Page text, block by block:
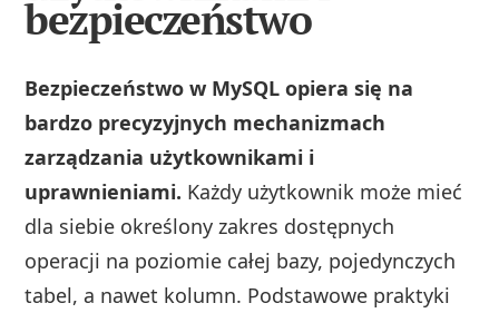
bezpieczeństwo
Bezpieczeństwo w MySQL opiera się na
bardzo precyzyjnych mechanizmach
zarządzania użytkownikami i
uprawnieniami. Każdy użytkownik może mieć
dla siebie określony zakres dostępnych
operacji na poziomie całej bazy, pojedynczych
tabel, a nawet kolumn. Podstawowe praktyki